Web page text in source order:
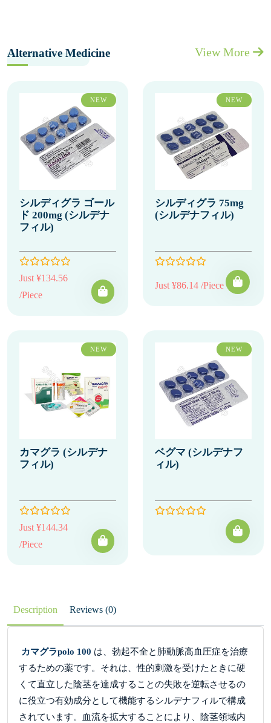
Alternative Medicine View More
NEW
シルディグラ ゴール
ド 200mg (シルデナ
フィル)
Just ¥134.56
/Piece
NEW
シルディグラ 75mg
(シルデナフィル)
Just ¥86.14 /Piece
NEW
カマグラ (シルデナ
フィル)
Just ¥144.34
/Piece
NEW
ベグマ (シルデナフ
ィル)
Description Reviews (0)
カマグラpolo 100 は、勃起不全と肺動脈高血圧症を治療
するための薬です。それは、性的刺激を受けたときに硬
くて直立した陰茎を達成することの失敗を逆転させるの
に役立つ有効成分として機能するシルデナフィルで構成
されています。血流を拡大することにより、陰茎領域内